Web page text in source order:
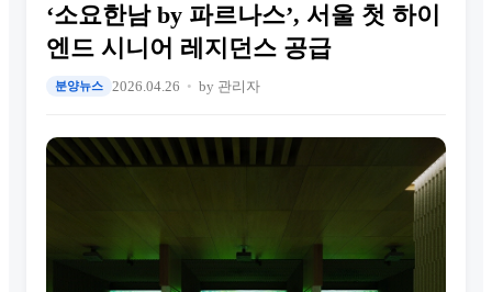
‘소요한남 by 파르나스’, 서울 첫 하이
엔드 시니어 레지던스 공급
분양뉴스 2026.04.26 by 관리자